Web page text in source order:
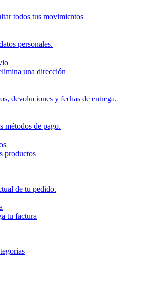
todos tus movimientos
personales.
una dirección
devoluciones y fechas de entrega.
métodos de pago.
productos
de tu pedido.
tu factura